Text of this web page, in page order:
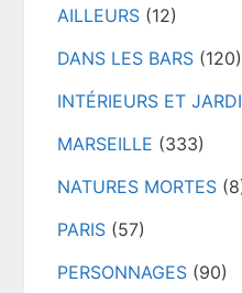
AILLEURS (12)
DANS LES BARS (120)
INTÉRIEURS ET
MARSEILLE (333)
NATURES MORTES
PARIS (57)
PERSONNAGES (90)